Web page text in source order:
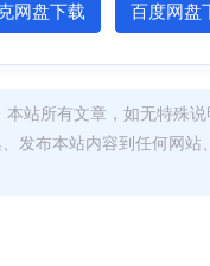
网盘下载 百度网盘
本站所有文章，如无特殊
发布本站内容到任何网